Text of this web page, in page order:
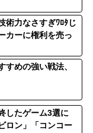
術力なさすぎﾜﾛﾀじ
カーに権利を売っ
すめの強い戦法、
したゲーム3選に
ロン」「コンコー